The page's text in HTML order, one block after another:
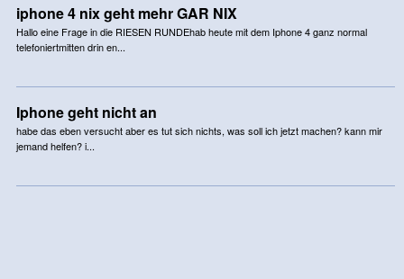
iphone 4 nix geht mehr GAR NIX
Hallo eine Frage in die RIESEN RUNDEhab heute mit dem Iphone 4 ganz normal
telefoniertmitten drin en...
Iphone geht nicht an
habe das eben versucht aber es tut sich nichts, was soll ich jetzt machen? kann mir
jemand helfen? i...